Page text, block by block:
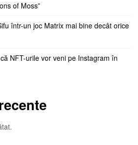
of Moss”
într-un joc Matrix mai bine decât orice
NFT-urile vor veni pe Instagram în